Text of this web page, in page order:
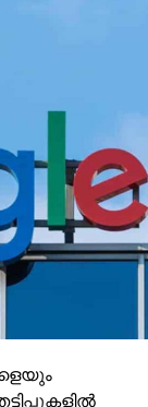
ട്രോളി